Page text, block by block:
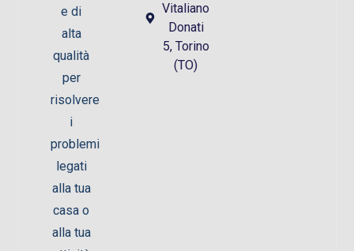
e di
alta
qualità
per
risolvere
i
problemi
legati
alla tua
casa o
alla tua
Vitaliano
Donati
5, Torino
(TO)